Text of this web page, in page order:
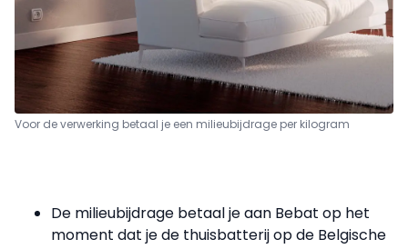
Voor de verwerking betaal je een milieubijdrage per kilogram
De milieubijdrage betaal je aan Bebat op het
moment dat je de thuisbatterij op de Belgische